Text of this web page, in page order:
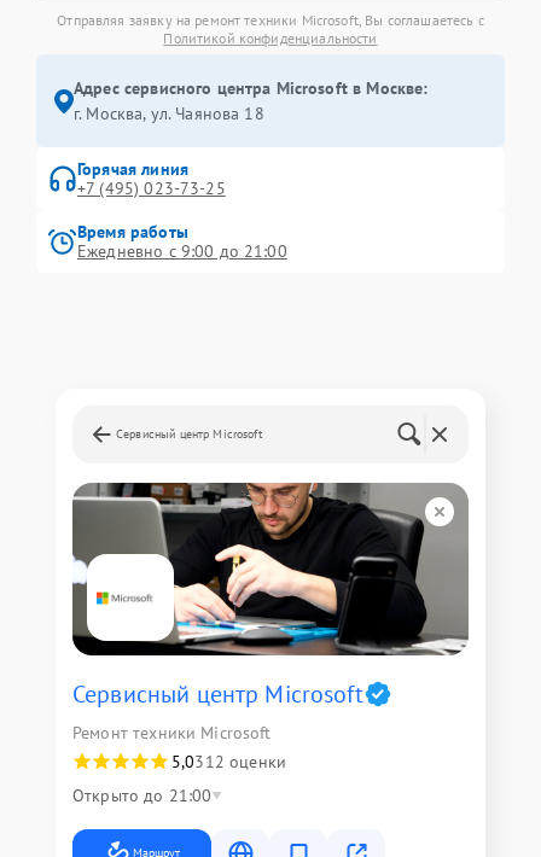
Отправляя заявку на ремонт техники Microsoft, Вы соглашаетесь с
Политикой конфиденциальности
Адрес сервисного центра Microsoft в Москве:
г. Москва, ул. Чаянова 18
Горячая линия
+7 (495) 023-73-25
Время работы
Ежедневно с 9:00 до 21:00
Сервисный центр Microsoft
Сервисный центр Microsoft
Ремонт техники Microsoft
5,0312 оценки
Открыто до 21:00
Маршрут